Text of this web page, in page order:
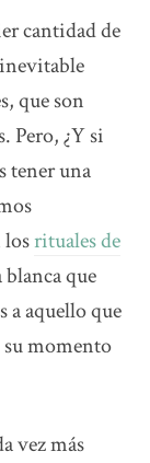
cantidad de
que son
Pero, ¿Y si
tener una
losrituales de
blanca que
a aquello que
su momento
vez más